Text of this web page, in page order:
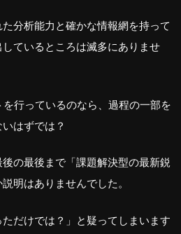
分析能力と確かな情報網を持って
ているところは滅多にありませ
行っているのなら、過程の一部を
はずでは？
の最後まで「課題解決型の最新鋭
明はありませんでした。
だけでは？」と疑ってしまいます